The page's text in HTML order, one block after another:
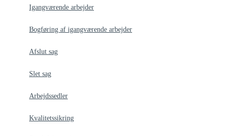
Igangværende arbejder
Bogføring af igangværende arbejder
Afslut sag
Slet sag
Arbejdssedler
Kvalitetssikring